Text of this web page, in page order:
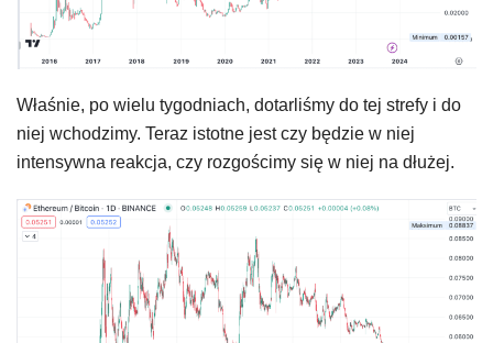
Właśnie, po wielu tygodniach, dotarliśmy do tej strefy i do
niej wchodzimy. Teraz istotne jest czy będzie w niej
intensywna reakcja, czy rozgościmy się w niej na dłużej.